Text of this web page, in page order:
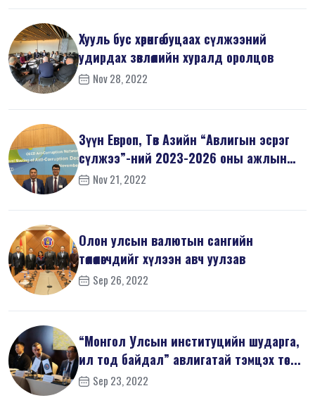
Хууль бус хөрөнгө буцаах сүлжээний
удирдах зөвлөлийн хуралд оролцов
Nov 28, 2022
Зүүн Европ, Төв Азийн “Авлигын эсрэг
сүлжээ”-ний 2023-2026 оны ажлын
т...Nov 21, 2022
Олон улсын валютын сангийн
төлөөлөгчдийг хүлээн авч уулзав
Sep 26, 2022
“Монгол Улсын институцийн шударга,
ил тод байдал” авлигатай тэмцэх төс...
Sep 23, 2022